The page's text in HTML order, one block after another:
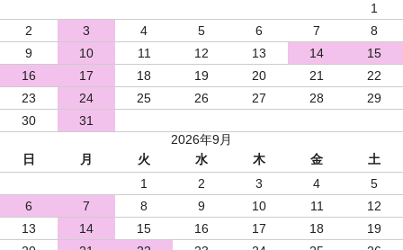
1
2
3 4 5 6 7
8
9
10 11 12 13 14
15
16
17 18 19 20 21
22
23
24 25 26 27 28
29
30
31
2026年9月
日
月 火 水 木 金
土
1
2 3 4
5
6
7 8 9 10 11
12
13
14 15 16 17 18
19